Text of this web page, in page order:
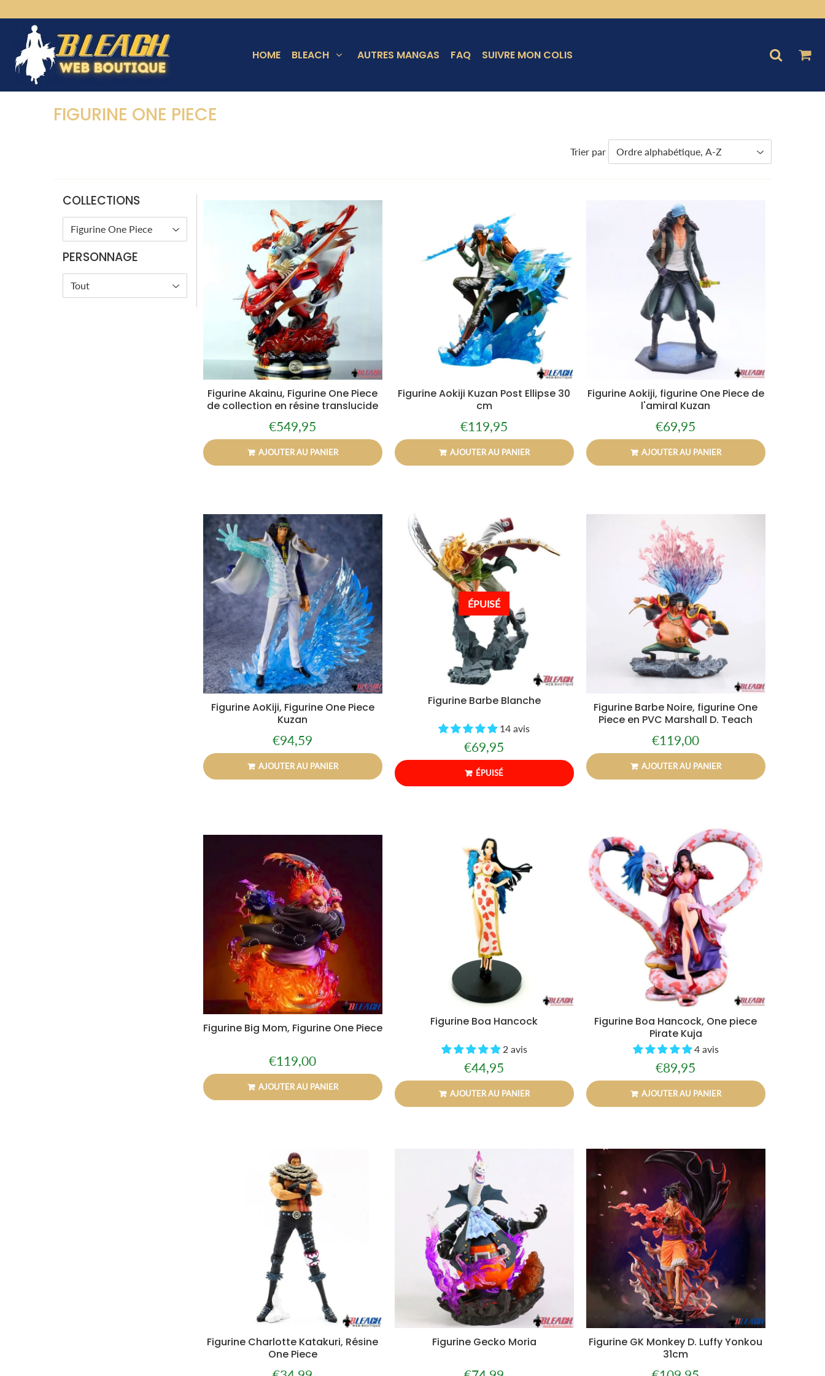
HOME BLEACH AUTRES MANGAS FAQ SUIVRE MON COLIS
Accueil › Figurine One Piece
FIGURINE ONE PIECE
Trier par
COLLECTIONS
PERSONNAGE
Figurine Akainu, Figurine One Piece
de collection en résine translucide
Prix
régulier
€549,95
AJOUTER AU PANIER
Figurine Aokiji Kuzan Post Ellipse 30
cm
Prix
régulier
€119,95
AJOUTER AU PANIER
Figurine Aokiji, figurine One Piece de
l'amiral Kuzan
Prix
régulier
€69,95
AJOUTER AU PANIER
Figurine AoKiji, Figurine One Piece
Kuzan
Prix
régulier
€94,59
AJOUTER AU PANIER
ÉPUISÉ
Figurine Barbe Blanche
14 avis
Prix
régulier
€69,95
ÉPUISÉ
Figurine Barbe Noire, figurine One
Piece en PVC Marshall D. Teach
Prix
régulier
€119,00
AJOUTER AU PANIER
Figurine Big Mom, Figurine One Piece
Prix
régulier
€119,00
AJOUTER AU PANIER
Figurine Boa Hancock
2 avis
Prix
régulier
€44,95
AJOUTER AU PANIER
Figurine Boa Hancock, One piece
Pirate Kuja
4 avis
Prix
régulier
€89,95
AJOUTER AU PANIER
Figurine Charlotte Katakuri, Résine
One Piece
Figurine Gecko Moria
Figurine GK Monkey D. Luffy Yonkou
31cm